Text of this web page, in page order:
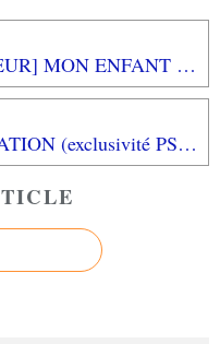
[REVUE LIVRE PAPA GAMEUR] MON ENFANT S'EPANOUIT aux éditions HORAY
[TEST] SINGSTAR CELEBRATION (exclusivité PS4) : une version spéciale PlayLink